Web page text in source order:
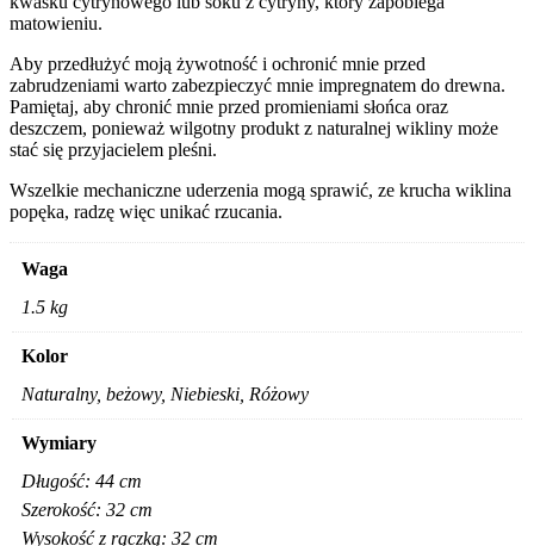
matowieniu.
Aby przedłużyć moją żywotność i ochronić mnie przed
zabrudzeniami warto zabezpieczyć mnie impregnatem do drewna.
Pamiętaj, aby chronić mnie przed promieniami słońca oraz
deszczem, ponieważ wilgotny produkt z naturalnej wikliny może
stać się przyjacielem pleśni.
Wszelkie mechaniczne uderzenia mogą sprawić, ze krucha wiklina
popęka, radzę więc unikać rzucania.
Waga
1.5 kg
Kolor
Naturalny, beżowy, Niebieski, Różowy
Wymiary
Długość: 44 cm
Szerokość: 32 cm
Wysokość z rączką: 32 cm